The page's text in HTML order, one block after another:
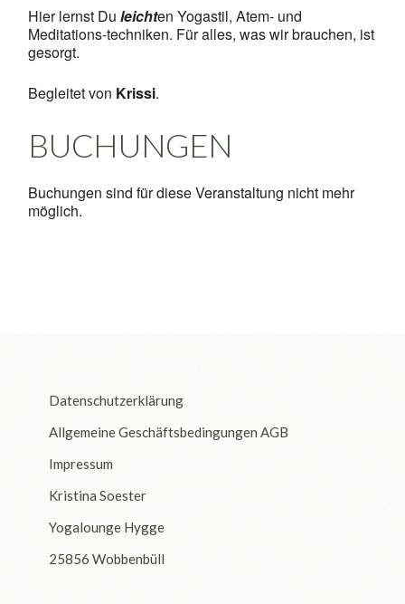
Hier lernst Duleichten Yogastil, Atem- und
Meditations-techniken. Für alles, was wir brauchen, ist
gesorgt.
Begleitet von Krissi.
BUCHUNGEN
Buchungen sind für diese Veranstaltung nicht mehr
möglich.
Datenschutzerklärung
Allgemeine Geschäftsbedingungen AGB
Impressum
Kristina Soester
Yogalounge Hygge
25856 Wobbenbüll